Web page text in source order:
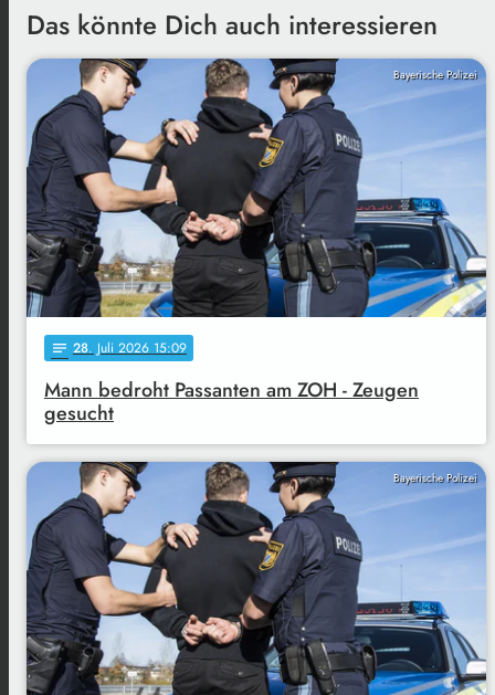
Das könnte Dich auch interessieren
Bayerische Polizei
notes 28. Juli 2026 15:09
Mann bedroht Passanten am ZOH - Zeugen
gesucht
Bayerische Polizei